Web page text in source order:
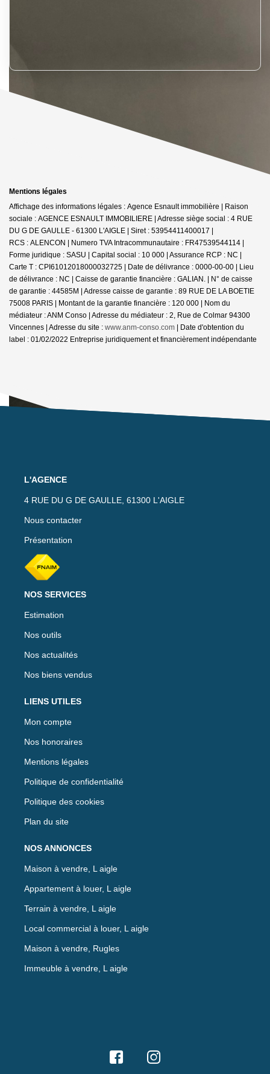
Mentions légales
Affichage des informations légales : Agence Esnault immobilière | Raison
sociale : AGENCE ESNAULT IMMOBILIERE | Adresse siège social : 4 RUE
DU G DE GAULLE - 61300 L'AIGLE | Siret : 53954411400017 |
RCS : ALENCON | Numero TVA Intracommunautaire : FR47539544114 |
Forme juridique : SASU | Capital social : 10 000 | Assurance RCP : NC |
Carte T : CPI61012018000032725 | Date de délivrance : 0000-00-00 | Lieu
de délivrance : NC | Caisse de garantie financière : GALIAN. | N° de caisse
de garantie : 44585M | Adresse caisse de garantie : 89 RUE DE LA BOETIE
75008 PARIS | Montant de la garantie financière : 120 000 | Nom du
médiateur : ANM Conso | Adresse du médiateur : 2, Rue de Colmar 94300
Vincennes | Adresse du site : www.anm-conso.com | Date d'obtention du
label : 01/02/2022 Entreprise juridiquement et financièrement indépendante
L'AGENCE
4 RUE DU G DE GAULLE, 61300 L'AIGLE
Nous contacter
Présentation
NOS SERVICES
Estimation
Nos outils
Nos actualités
Nos biens vendus
LIENS UTILES
Mon compte
Nos honoraires
Mentions légales
Politique de confidentialité
Politique des cookies
Plan du site
NOS ANNONCES
Maison à vendre, L aigle
Appartement à louer, L aigle
Terrain à vendre, L aigle
Local commercial à louer, L aigle
Maison à vendre, Rugles
Immeuble à vendre, L aigle